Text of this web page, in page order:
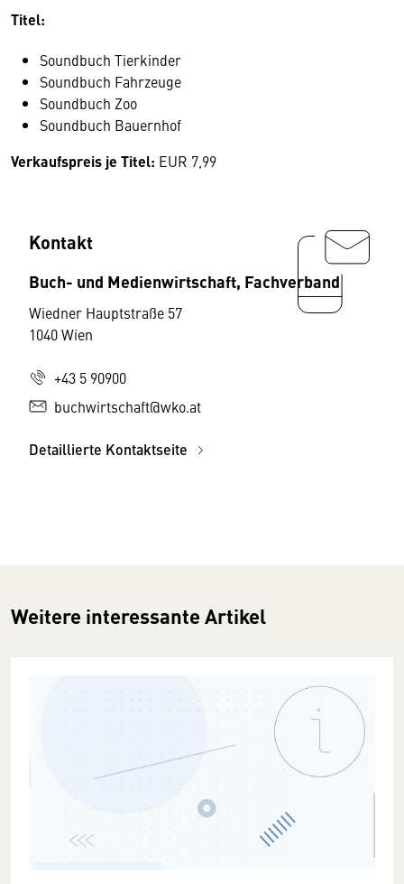
Titel:
Soundbuch Tierkinder
Soundbuch Fahrzeuge
Soundbuch Zoo
Soundbuch Bauernhof
Verkaufspreis je Titel: EUR 7,99
Kontakt
Buch- und Medienwirtschaft, Fachverband
Wiedner Hauptstraße 57
1040 Wien
+43 5 90900
buchwirtschaft@wko.at
Detaillierte Kontaktseite
Weitere interessante Artikel